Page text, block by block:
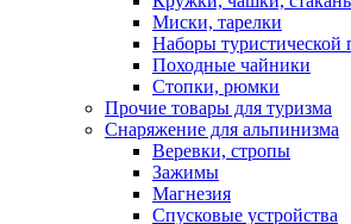
Миски, тарелки
Наборы туристической
Походные чайники
Стопки, рюмки
Прочие товары для туризма
Снаряжение для альпинизма
Веревки, стропы
Зажимы
Магнезия
Спусковые устройства